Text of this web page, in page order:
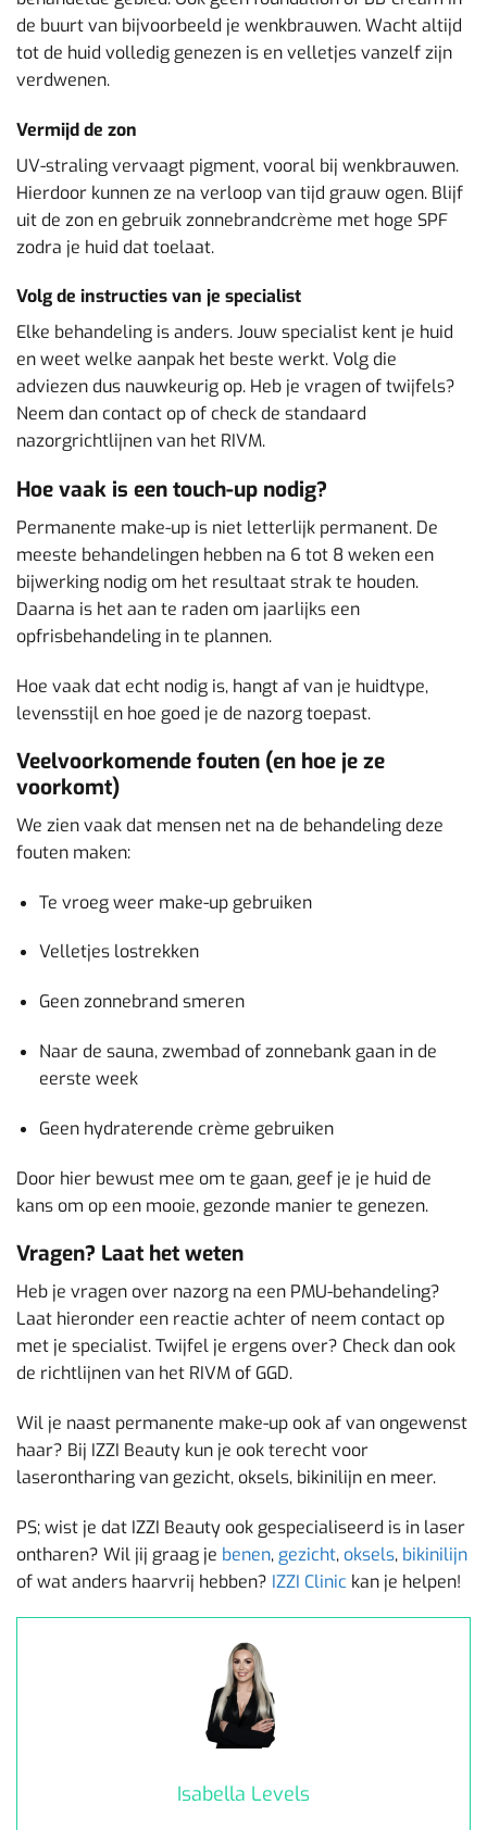
de buurt van bijvoorbeeld je wenkbrauwen. Wacht altijd
tot de huid volledig genezen is en velletjes vanzelf zijn
verdwenen.
Vermijd de zon
UV-straling vervaagt pigment, vooral bij wenkbrauwen.
Hierdoor kunnen ze na verloop van tijd grauw ogen. Blijf
uit de zon en gebruik zonnebrandcrème met hoge SPF
zodra je huid dat toelaat.
Volg de instructies van je specialist
Elke behandeling is anders. Jouw specialist kent je huid
en weet welke aanpak het beste werkt. Volg die
adviezen dus nauwkeurig op. Heb je vragen of twijfels?
Neem dan contact op of check de standaard
nazorgrichtlijnen van het RIVM.
Hoe vaak is een touch-up nodig?
Permanente make-up is niet letterlijk permanent. De
meeste behandelingen hebben na 6 tot 8 weken een
bijwerking nodig om het resultaat strak te houden.
Daarna is het aan te raden om jaarlijks een
opfrisbehandeling in te plannen.
Hoe vaak dat echt nodig is, hangt af van je huidtype,
levensstijl en hoe goed je de nazorg toepast.
Veelvoorkomende fouten (en hoe je ze
voorkomt)
We zien vaak dat mensen net na de behandeling deze
fouten maken:
Te vroeg weer make-up gebruiken
Velletjes lostrekken
Geen zonnebrand smeren
Naar de sauna, zwembad of zonnebank gaan in de
eerste week
Geen hydraterende crème gebruiken
Door hier bewust mee om te gaan, geef je je huid de
kans om op een mooie, gezonde manier te genezen.
Vragen? Laat het weten
Heb je vragen over nazorg na een PMU-behandeling?
Laat hieronder een reactie achter of neem contact op
met je specialist. Twijfel je ergens over? Check dan ook
de richtlijnen van het RIVM of GGD.
Wil je naast permanente make-up ook af van ongewenst
haar? Bij IZZI Beauty kun je ook terecht voor
laserontharing van gezicht, oksels, bikinilijn en meer.
PS; wist je dat IZZI Beauty ook gespecialiseerd is in laser
ontharen? Wil jij graag je benen, gezicht, oksels, bikinilijn
of wat anders haarvrij hebben? IZZI Clinic kan je helpen!
Isabella Levels